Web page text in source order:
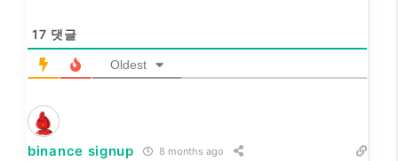
17 댓글
Oldest
binance signup 8 months ago